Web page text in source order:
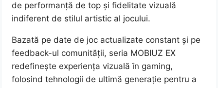
de performanță de top și fidelitate vizuală
indiferent de stilul artistic al jocului.
Bazată pe date de joc actualizate constant și pe
feedback-ul comunității, seria MOBIUZ EX
redefinește experiența vizuală în gaming,
folosind tehnologii de ultimă generație pentru a